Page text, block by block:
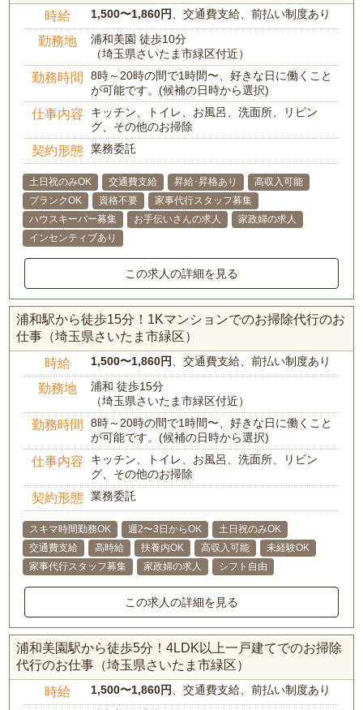
時給 1,500〜1,860円、交通費支給、前払い制度あり
勤務地
浦和美園 徒歩10分
（埼玉県さいたま市緑区付近）
勤務時間
8時～20時の間で1時間〜、好きな日に働くこと
が可能です。(候補の日時から選択)
仕事内容
キッチン、トイレ、お風呂、洗面所、リビン
グ、その他のお掃除
契約形態 業務委託
土日祝のみOK 交通費支給 昇給･昇格あり
高収入可能
ブランクOK
資格不要
家事代行スタッフ募集
ハウスキーパー募集
お手伝いさんの求人
家政婦の求人
インセンティブあり
この求人の詳細を見る
浦和駅から徒歩15分！1Kマンションでのお掃除代行のお
仕事（埼玉県さいたま市緑区）
時給 1,500〜1,860円、交通費支給、前払い制度あり
勤務地
浦和 徒歩15分
（埼玉県さいたま市緑区付近）
勤務時間
8時～20時の間で1時間〜、好きな日に働くこと
が可能です。(候補の日時から選択)
仕事内容
キッチン、トイレ、お風呂、洗面所、リビン
グ、その他のお掃除
契約形態 業務委託
スキマ時間勤務OK 週2〜3日からOK
土日祝のみOK
交通費支給
高時給 扶養内OK 高収入可能
未経験OK
家事代行スタッフ募集
家政婦の求人 シフト自由
この求人の詳細を見る
浦和美園駅から徒歩5分！4LDK以上一戸建てでのお掃除
代行のお仕事（埼玉県さいたま市緑区）
時給 1,500〜1,860円、交通費支給、前払い制度あり